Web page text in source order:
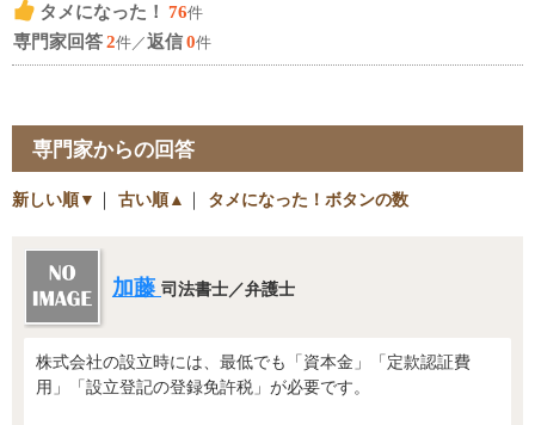
タメになった！ 76件
専門家回答2件／返信0件
専門家からの回答
新しい順▼ 古い順▲ タメになった！ボタンの数
加藤 司法書士／弁護士
株式会社の設立時には、最低でも「資本金」「定款認証費
用」「設立登記の登録免許税」が必要です。